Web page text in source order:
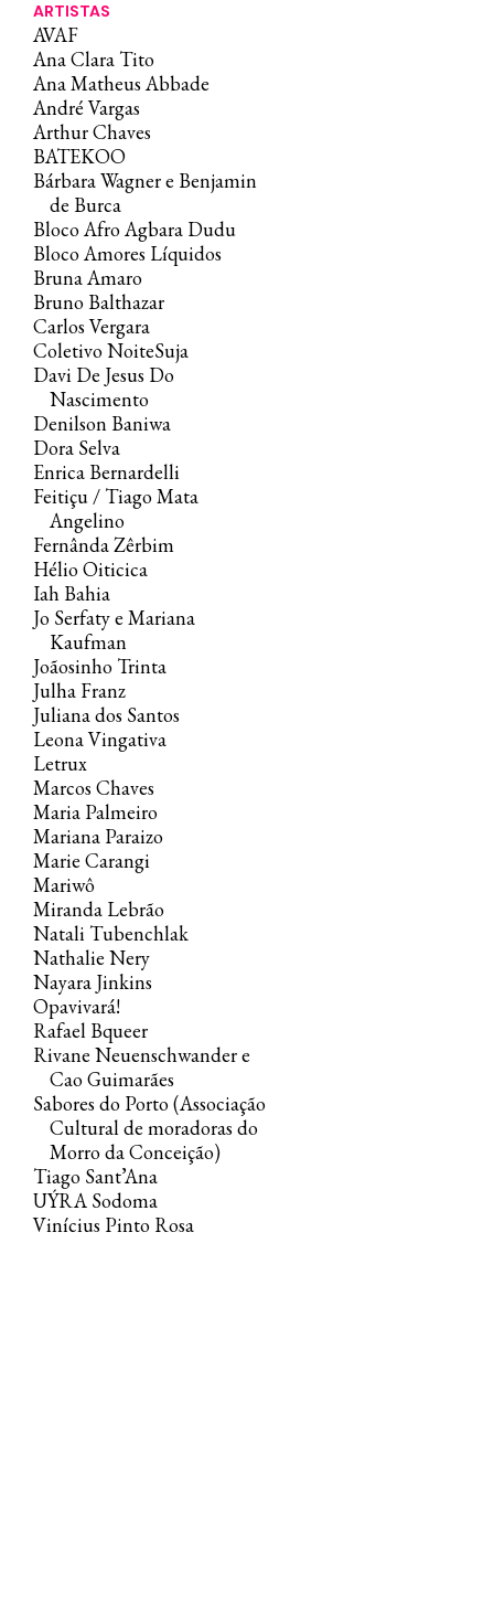
ARTISTAS
AVAF
Ana Clara Tito
Ana Matheus Abbade
André Vargas
Arthur Chaves
BATEKOO
Bárbara Wagner e Benjamin
de Burca
Bloco Afro Agbara Dudu
Bloco Amores Líquidos
Bruna Amaro
Bruno Balthazar
Carlos Vergara
Coletivo NoiteSuja
Davi De Jesus Do
Nascimento
Denilson Baniwa
Dora Selva
Enrica Bernardelli
Feitiçu / Tiago Mata
Angelino
Fernânda Zêrbim
Hélio Oiticica
Iah Bahia
Jo Serfaty e Mariana
Kaufman
Joãosinho Trinta
Julha Franz
Juliana dos Santos
Leona Vingativa
Letrux
Marcos Chaves
Maria Palmeiro
Mariana Paraizo
Marie Carangi
Mariwô
Miranda Lebrão
Natali Tubenchlak
Nathalie Nery
Nayara Jinkins
Opavivará!
Rafael Bqueer
Rivane Neuenschwander e
Cao Guimarães
Sabores do Porto (Associação
Cultural de moradoras do
Morro da Conceição)
Tiago Sant’Ana
UÝRA Sodoma
Vinícius Pinto Rosa